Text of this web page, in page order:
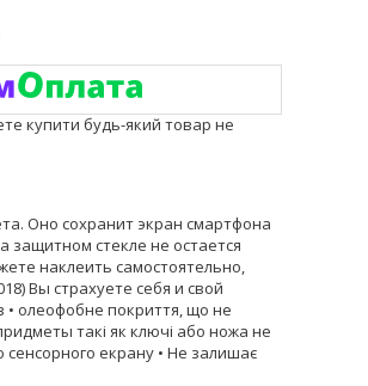
купити будь-який товар не
Оно сохранит экран смартфона
защитном стекле не остается
наклеить самостоятельно,
Вы страхуете себя и свой
• олеофобне покриття, що не
такі як ключі або ножа не
екрану • Не залишає